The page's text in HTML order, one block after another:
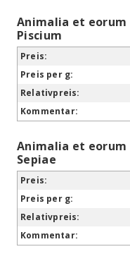
Animalia et
Piscium
Animalia et eorum
Sepiae